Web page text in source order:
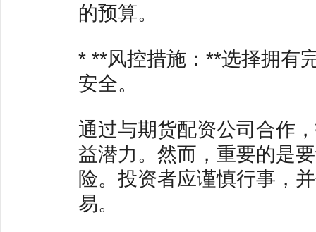
的预算。
* **风控措施：**选择拥有
安全。
通过与期货配资公司合作
益潜力。然而，重要的是
险。投资者应谨慎行事，
易。